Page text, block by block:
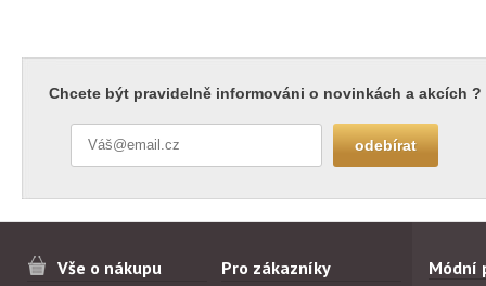
Chcete být pravidelně informováni o novinkách a akcích ?
Vše o nákupu Pro zákazníky Módní